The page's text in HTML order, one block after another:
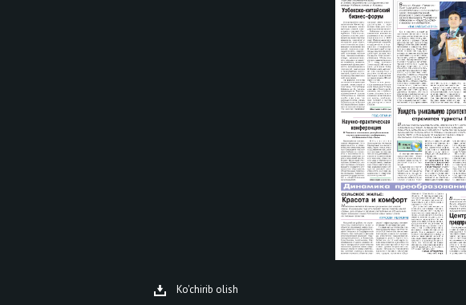
Ko'chirib olish